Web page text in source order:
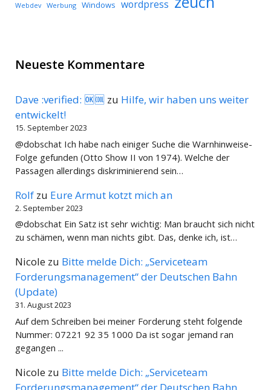
Webdev Werbung Windows wordpress
Neueste Kommentare
Dave :verified: 🆗🆒 zu Hilfe, wir haben uns weiter
entwickelt!
15. September 2023
@dobschat Ich habe nach einiger Suche die Warnhinweise-
Folge gefunden (Otto Show II von 1974). Welche der
Passagen allerdings diskriminierend sein…
Rolf zu Eure Armut kotzt mich an
2. September 2023
@dobschat Ein Satz ist sehr wichtig: Man braucht sich nicht
zu schämen, wenn man nichts gibt. Das, denke ich, ist…
Nicole zu Bitte melde Dich: „Serviceteam
Forderungsmanagement“ der Deutschen Bahn
(Update)
31. August 2023
Auf dem Schreiben bei meiner Forderung steht folgende
Nummer: 07221 92 35 1000 Da ist sogar jemand ran
gegangen ...
Nicole zu Bitte melde Dich: „Serviceteam
Forderungsmanagement“ der Deutschen Bahn